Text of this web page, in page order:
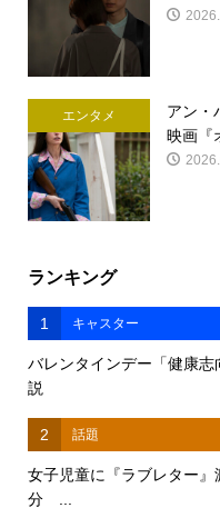
エンタメ
アン・
映画『
ランキング
1 キャスター
バレンタインデー「健康
説
2 話題
女子児童に『ラブレター
分 ...